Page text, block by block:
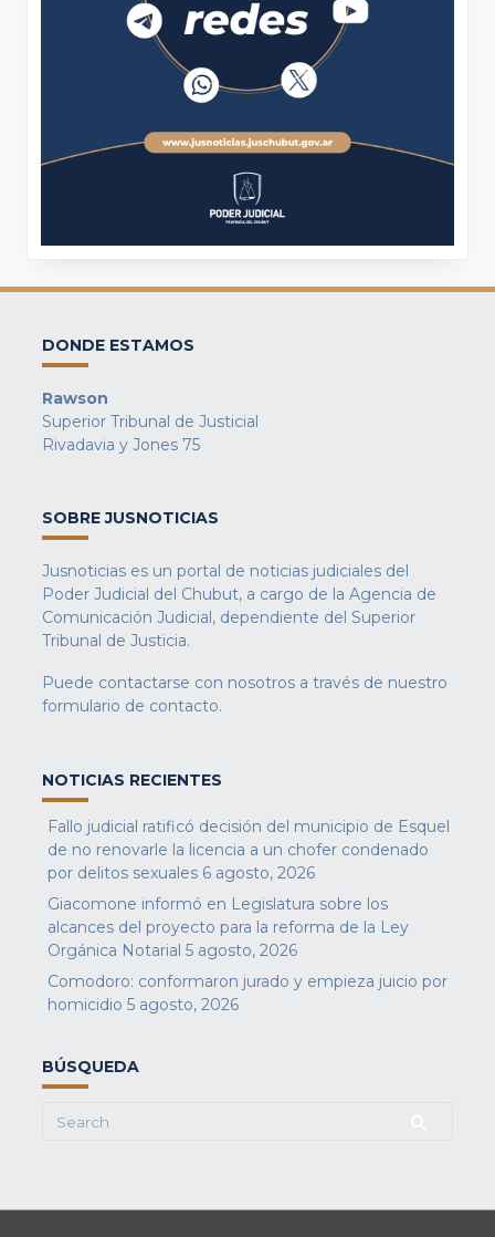
DONDE ESTAMOS
Rawson
Superior Tribunal de Justicial
Rivadavia y Jones 75
SOBRE JUSNOTICIAS
Jusnoticias es un portal de noticias judiciales del
Poder Judicial del Chubut, a cargo de la Agencia de
Comunicación Judicial, dependiente del Superior
Tribunal de Justicia.
Puede contactarse con nosotros a través de nuestro
formulario de contacto.
NOTICIAS RECIENTES
Fallo judicial ratificó decisión del municipio de Esquel
de no renovarle la licencia a un chofer condenado
por delitos sexuales 6 agosto, 2026
Giacomone informó en Legislatura sobre los
alcances del proyecto para la reforma de la Ley
Orgánica Notarial 5 agosto, 2026
Comodoro: conformaron jurado y empieza juicio por
homicidio 5 agosto, 2026
BÚSQUEDA
Search